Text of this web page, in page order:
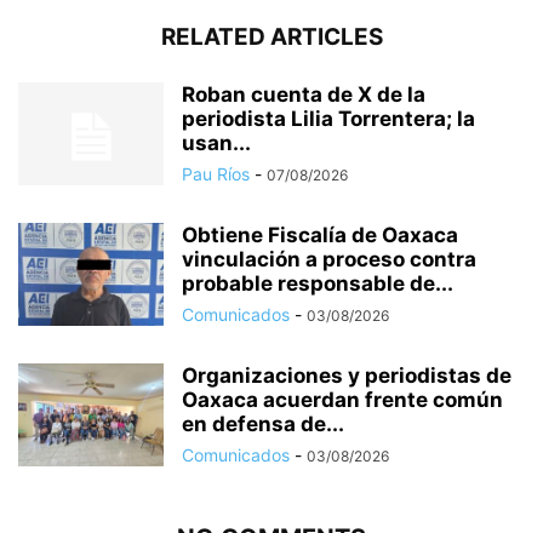
RELATED ARTICLES
Roban cuenta de X de la
periodista Lilia Torrentera; la
usan...
Pau Ríos - 07/08/2026
Obtiene Fiscalía de Oaxaca
vinculación a proceso contra
probable responsable de...
Comunicados - 03/08/2026
Organizaciones y periodistas de
Oaxaca acuerdan frente común
en defensa de...
Comunicados - 03/08/2026